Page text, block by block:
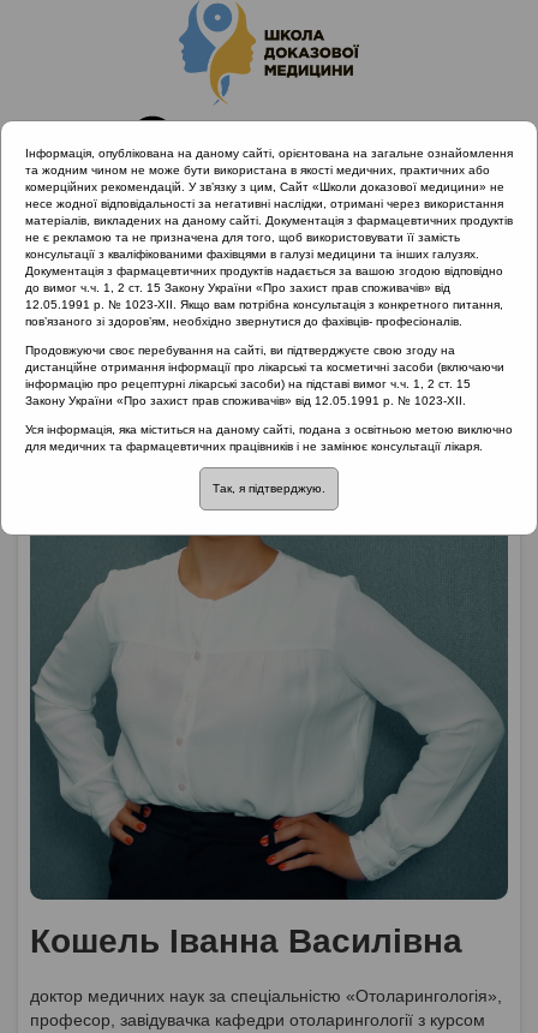
Головна Лектори Кошель Іванна Василівна
Кошель Іванна Василівна
доктор медичних наук за спеціальністю «Отоларингологія»,
професор, завідувачка кафедри отоларингології з курсом
Інформація, опублікована на даному сайті, орієнтована на загальне ознайомлення
та жодним чином не може бути використана в якості медичних, практичних або
комерційних рекомендацій. У зв’язку з цим, Сайт «Школи доказової медицини» не
несе жодної відповідальності за негативні наслідки, отримані через використання
матеріалів, викладених на даному сайті. Документація з фармацевтичних продуктів
не є рекламою та не призначена для того, щоб використовувати її замість
консультації з кваліфікованими фахівцями в галузі медицини та інших галузях.
Документація з фармацевтичних продуктів надається за вашою згодою відповідно
до вимог ч.ч. 1, 2 ст. 15 Закону України «Про захист прав споживачів» від
12.05.1991 р. № 1023-XII. Якщо вам потрібна консультація з конкретного питання,
пов’язаного зі здоров’ям, необхідно звернутися до фахівців- професіоналів.
Продовжуючи своє перебування на сайті, ви підтверджуєте свою згоду на
дистанційне отримання інформації про лікарські та косметичні засоби (включаючи
інформацію про рецептурні лікарські засоби) на підставі вимог ч.ч. 1, 2 ст. 15
Закону України «Про захист прав споживачів» від 12.05.1991 р. № 1023-XII.
Уся інформація, яка міститься на даному сайті, подана з освітньою метою виключно
для медичних та фармацевтичних працівників і не замінює консультації лікаря.
Так, я підтверджую.